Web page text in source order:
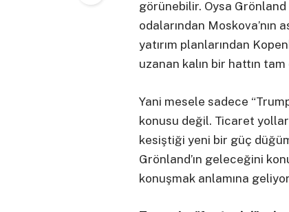
görünebilir. Oysa
odalarından Moskova’nın
yatırım planlarından
uzanan kalın bir hattın
Yani mesele sadece
konusu değil. Ticaret
kesiştiği yeni bir güç
Grönland’ın geleceğini
konuşmak anlamına